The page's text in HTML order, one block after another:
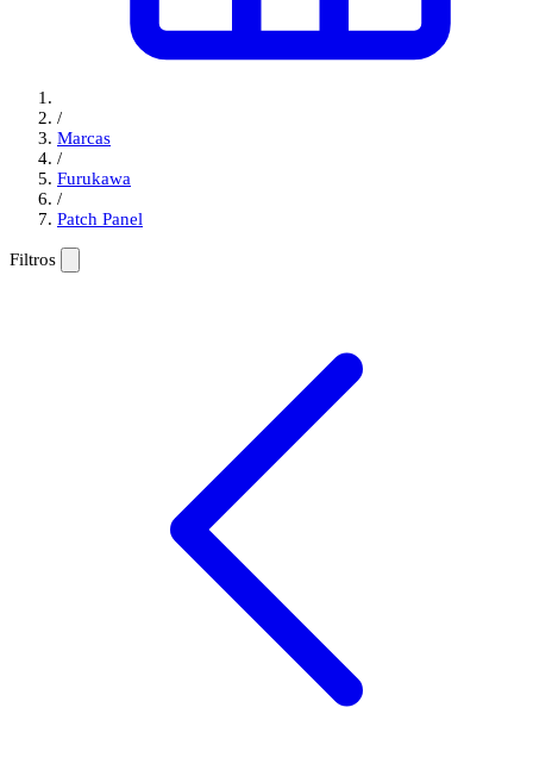
/
Marcas
/
Furukawa
/
Patch Panel
Filtros